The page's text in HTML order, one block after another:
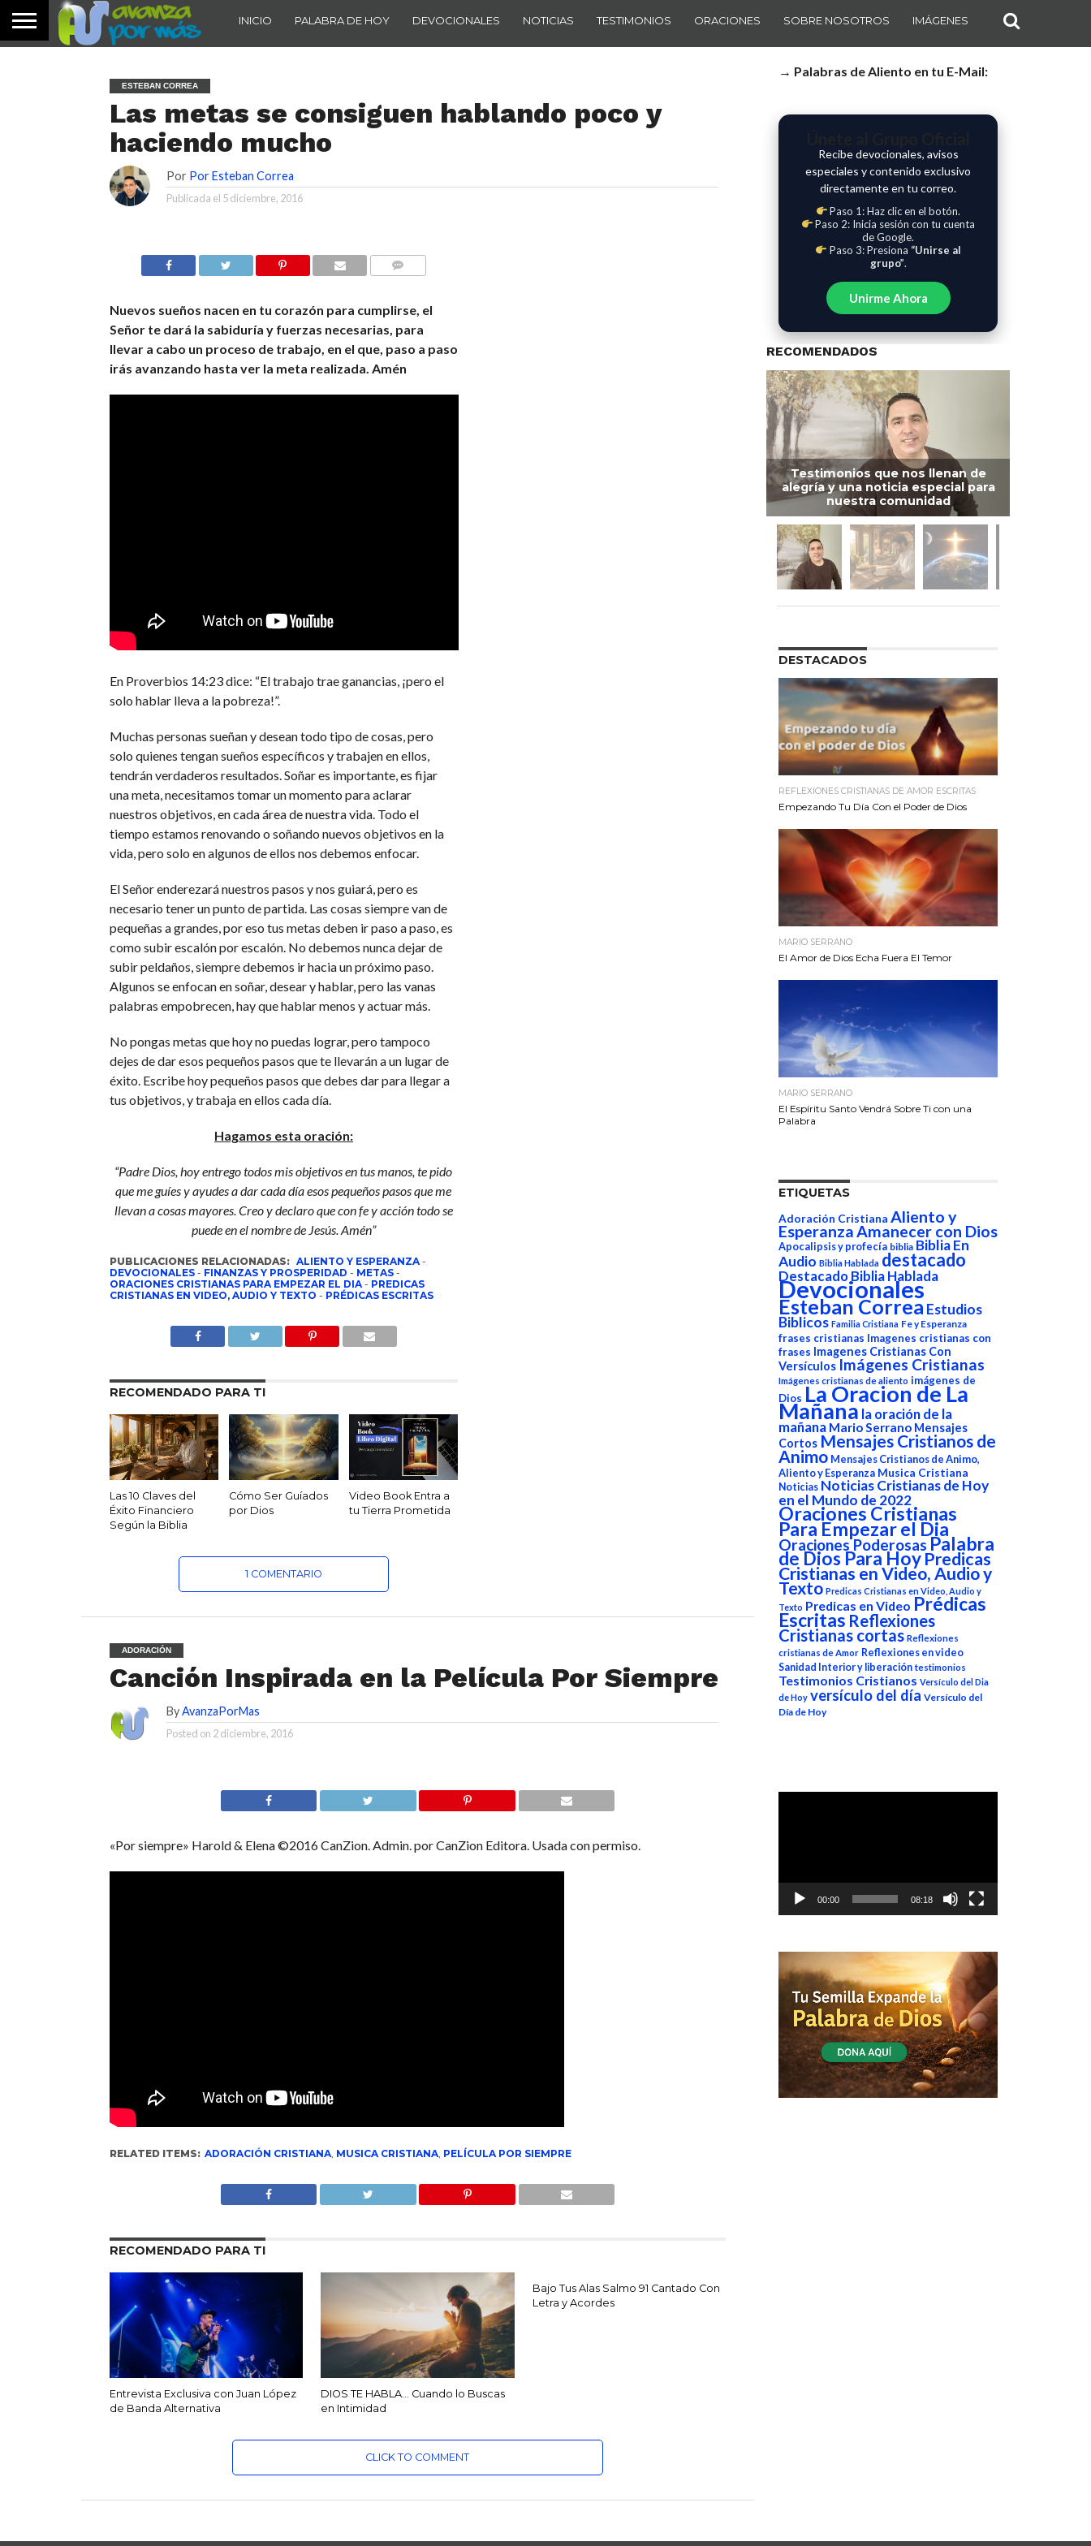
INICIO PALABRA DE HOY DEVOCIONALES NOTICIAS TESTIMONIOS ORACIONES SOBRE NOSOTROS IMÁGENES
ESTEBAN CORREA
Las metas se consiguen hablando poco y
haciendo mucho
Por Por Esteban Correa
Publicada el 5 diciembre, 2016
Nuevos sueños nacen en tu corazón para cumplirse, el
Señor te dará la sabiduría y fuerzas necesarias, para
llevar a cabo un proceso de trabajo, en el que, paso a paso
irás avanzando hasta ver la meta realizada. Amén
En Proverbios 14:23 dice: “El trabajo trae ganancias, ¡pero el
solo hablar lleva a la pobreza!”.
Muchas personas sueñan y desean todo tipo de cosas, pero
solo quienes tengan sueños específicos y trabajen en ellos,
tendrán verdaderos resultados. Soñar es importante, es fijar
una meta, necesitamos tomar un momento para aclarar
nuestros objetivos, en cada área de nuestra vida. Todo el
tiempo estamos renovando o soñando nuevos objetivos en la
vida, pero solo en algunos de ellos nos debemos enfocar.
El Señor enderezará nuestros pasos y nos guiará, pero es
necesario tener un punto de partida. Las cosas siempre van de
pequeñas a grandes, por eso tus metas deben ir paso a paso, es
como subir escalón por escalón. No debemos nunca dejar de
subir peldaños, siempre debemos ir hacia un próximo paso.
Algunos se enfocan en soñar, desear y hablar, pero las vanas
palabras empobrecen, hay que hablar menos y actuar más.
No pongas metas que hoy no puedas lograr, pero tampoco
dejes de dar esos pequeños pasos que te llevarán a un lugar de
éxito. Escribe hoy pequeños pasos que debes dar para llegar a
tus objetivos, y trabaja en ellos cada día.
Hagamos esta oración:
“Padre Dios, hoy entrego todos mis objetivos en tus manos, te pido
que me guíes y ayudes a dar cada día esos pequeños pasos que me
llevan a cosas mayores. Creo y declaro que con fe y acción todo se
puede en el nombre de Jesús. Amén”
PUBLICACIONES RELACIONADAS: ALIENTO Y ESPERANZA-
DEVOCIONALES- FINANZAS Y PROSPERIDAD - METAS-
ORACIONES CRISTIANAS PARA EMPEZAR EL DIA- PREDICAS
CRISTIANAS EN VIDEO, AUDIO Y TEXTO - PRÉDICAS ESCRITAS
RECOMENDADO PARA TI
Las 10 Claves del
Éxito Financiero
Según la Biblia
Cómo Ser Guíados
por Dios
Video Book Entra a
tu Tierra Prometida
1 COMENTARIO
ADORACIÓN
Canción Inspirada en la Película Por Siempre
ByAvanzaPorMas
Posted on 2 diciembre, 2016
«Por siempre» Harold & Elena ©2016 CanZion. Admin. por CanZion Editora. Usada con permiso.
RELATED ITEMS: ADORACIÓN CRISTIANA, MUSICA CRISTIANA, PELÍCULA POR SIEMPRE
RECOMENDADO PARA TI
Entrevista Exclusiva con Juan López
de Banda Alternativa
DIOS TE HABLA… Cuando lo Buscas
en Intimidad
Bajo Tus Alas Salmo 91 Cantado Con
Letra y Acordes
CLICK TO COMMENT
→ Palabras de Aliento en tu E-Mail:
Recibe devocionales, avisos
especiales y contenido exclusivo
directamente en tu correo.
Paso 1: Haz clic en el botón.
Paso 2: Inicia sesión con tu cuenta
de Google.
Paso 3: Presiona “Unirse al
grupo”.
Unirme Ahora
RECOMENDADOS
Testimonios que nos llenan de
alegría y una noticia especial para
nuestra comunidad
DESTACADOS
REFLEXIONES CRISTIANAS DE AMOR ESCRITAS
Empezando Tu Día Con el Poder de Dios
MARIO SERRANO
El Amor de Dios Echa Fuera El Temor
MARIO SERRANO
El Espíritu Santo Vendrá Sobre Ti con una
Palabra
ETIQUETAS
Adoración Cristiana Aliento y
EsperanzaAmanecer con Dios
Apocalipsis y profecía biblia Biblia En
Audio Biblia Hablada destacado
Destacado Biblia Hablada
Devocionales
Esteban Correa Estudios
Biblicos Familia Cristiana Fe y Esperanza
frases cristianas Imagenes cristianas con
frases Imagenes Cristianas Con
Versículos Imágenes Cristianas
Imágenes cristianas de aliento imágenes de
Dios La Oracion de La
Mañana la oración de la
mañana Mario Serrano Mensajes
Cortos Mensajes Cristianos de
Animo Mensajes Cristianos de Animo,
Aliento y Esperanza Musica Cristiana
Noticias Noticias Cristianas de Hoy
en el Mundo de 2022
Oraciones Cristianas
Para Empezar el Dia
Oraciones Poderosas Palabra
de Dios Para HoyPredicas
Cristianas en Video, Audio y
Texto Predicas Cristianas en Video, Audio y
Texto Predicas en Video Prédicas
Escritas Reflexiones
Cristianas cortas Reflexiones
cristianas de Amor Reflexiones en video
Sanidad Interior y liberación testimonios
Testimonios Cristianos Versículo del Dia
de Hoy versículo del día Versículo del
Día de Hoy
Reproductor
00:00 08:18